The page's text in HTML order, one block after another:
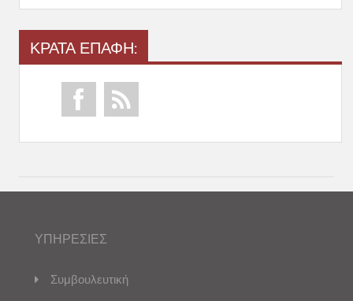
ΚΡΑΤΑ ΕΠΑΦΗ:
ΥΠΗΡΕΣΙΕΣ
Συμβουλευτική